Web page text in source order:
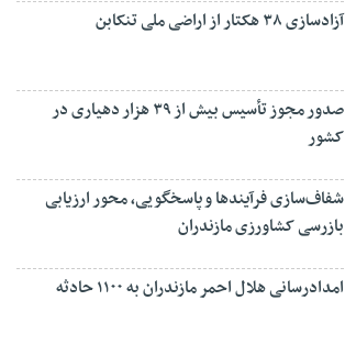
آزادسازی ۳۸ هکتار از اراضی ملی تنکابن
صدور مجوز تأسیس بیش از ۳۹ هزار دهیاری در
کشور
شفاف‌سازی فرآیند‌ها و پاسخگویی، محور ارزیابی
بازرسی کشاورزی مازندران
امدادرسانی هلال احمر مازندران به ۱۱۰۰ حادثه